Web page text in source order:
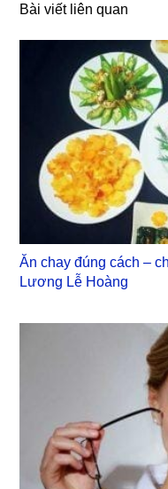
Bài viết liên quan
Ăn chay đúng cách –
Lương Lễ Hoàng